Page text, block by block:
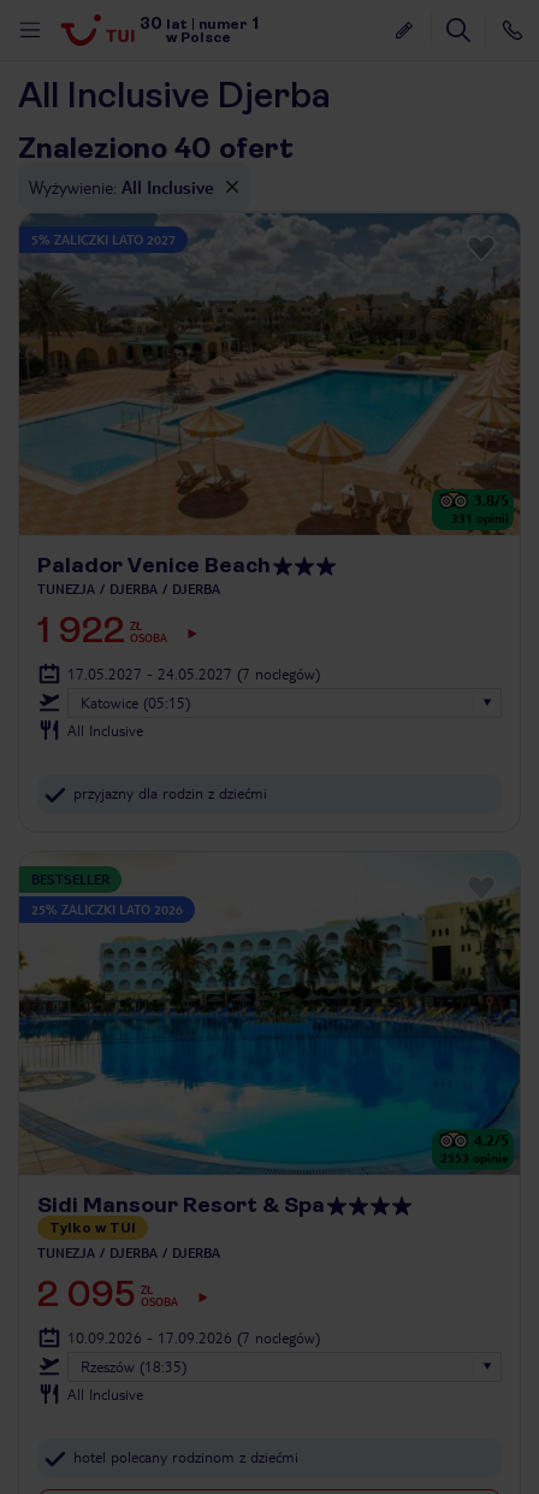
30 lat numer 1
w Polsce
All Inclusive Djerba
Znaleziono 40 ofert
Wyżywienie: All Inclusive
5% ZALICZKI LATO 2027
3.8/5
331 opinii
Palador Venice Beach
TUNEZJA DJERBA DJERBA
1 922 ZŁ
OSOBA
17.05.2027 - 24.05.2027 (7 noclegów)
Katowice (05:15)
All Inclusive
przyjazny dla rodzin z dziećmi
BESTSELLER
25% ZALICZKI LATO 2026
4.2/5
2553 opinie
Sidi Mansour Resort & Spa
Tylko w TUI
TUNEZJA DJERBA DJERBA
2 095 ZŁ
OSOBA
10.09.2026 - 17.09.2026 (7 noclegów)
Rzeszów (18:35)
All Inclusive
hotel polecany rodzinom z dziećmi